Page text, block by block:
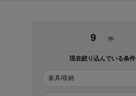
9 件
現在絞り込んでいる条件
家具/収納